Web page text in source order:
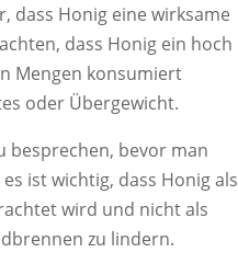
dass Honig eine wirksame
dass Honig ein hoch
Mengen konsumiert
oder Übergewicht.
besprechen, bevor man
ist wichtig, dass Honig als
wird und nicht als
zu lindern.